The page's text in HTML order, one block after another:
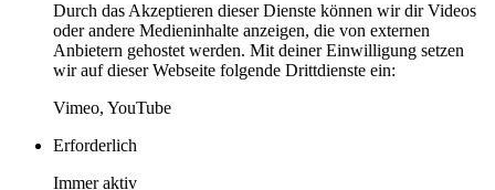
Durch das Akzeptieren dieser Dienste können wir dir Videos
oder andere Medieninhalte anzeigen, die von externen
Anbietern gehostet werden. Mit deiner Einwilligung setzen
wir auf dieser Webseite folgende Drittdienste ein:
Vimeo, YouTube
Erforderlich
Immer aktiv